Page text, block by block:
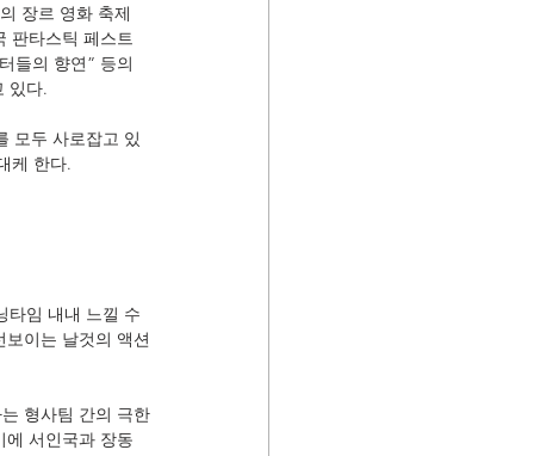
장르 영화 축제
판타스틱 페스트
들의 향연” 등의
있다.
모두 사로잡고 있
케 한다.
타임 내내 느낄 수
이는 날것의 액션
형사팀 간의 극한
서인국과 장동